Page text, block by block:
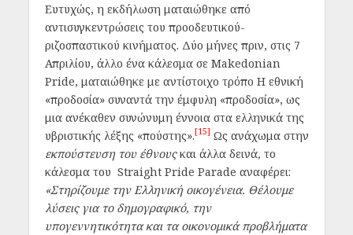
Ευτυχώς, η εκδήλωση ματαιώθηκε από
αντισυγκεντρώσεις του προοδευτικού-
ριζοσπαστικού κινήματος. Δύο μήνες πριν, στις 7
Απριλίου, άλλο ένα κάλεσμα σε Makedonian
Pride, ματαιώθηκε με αντίστοιχο τρόπο Η εθνική
«προδοσία» συναντά την έμφυλη «προδοσία», ως
μια ανέκαθεν συνώνυμη έννοια στα ελληνικά της
υβριστικής λέξης «πούστης».[15] Ως ανάχωμα στην
εκπούστευση του έθνουςκαι άλλα δεινά, το
κάλεσμα του Straight Pride Parade αναφέρει:
«Στηρίζουμε την Ελληνική οικογένεια. Θέλουμε
λύσεις για το δημογραφικό, την
υπογεννητικότητα και τα οικονομικά προβλήματα